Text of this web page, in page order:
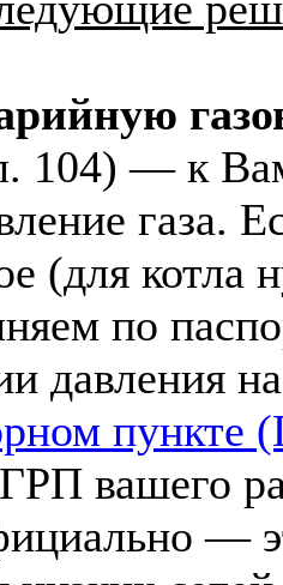
104) — к
газа.
(для
по
давления
пункте
ГРП вашего
—